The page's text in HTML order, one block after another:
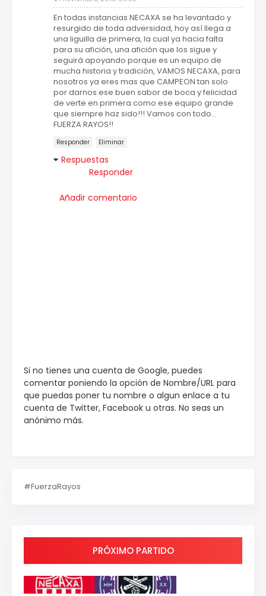
En todas instancias NECAXA se ha levantado y
resurgido de toda adversidad, hoy así llega a
una liguilla de primera, la cual ya hacia falta
para su afición, una afición que los sigue y
seguirá apoyando porque es un equipo de
mucha historia y tradición, VAMOS NECAXA, para
nosotros ya eres mas que CAMPEON tan solo
por darnos ese buen sabor de boca y felicidad
de verte en primera como ese equipo grande
que siempre haz sido!!! Vamos con todo...
FUERZA RAYOS!!
Responder Eliminar
Respuestas
Responder
Añadir comentario
Si no tienes una cuenta de Google, puedes
comentar poniendo la opción de Nombre/URL para
que puedas poner tu nombre o algun enlace a tu
cuenta de Twitter, Facebook u otras. No seas un
anónimo más.
#FuerzaRayos
PRÓXIMO PARTIDO